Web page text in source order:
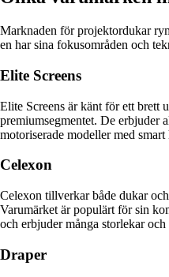
Marknaden för projektordukar
en har sina fokusområden och
Elite Screens
Elite Screens är känt för ett brett
premiumsegmentet. De erbjuder
motoriserade modeller med
Celexon
Celexon tillverkar både dukar
Varumärket är populärt för sin
och erbjuder många storlekar
Draper